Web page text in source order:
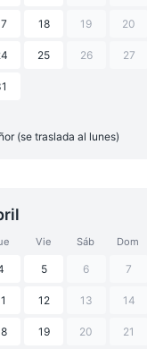
18 19 20
25 26 27
(se traslada al lunes)
Vie Sáb Dom
5 6 7
12 13 14
19 20 21